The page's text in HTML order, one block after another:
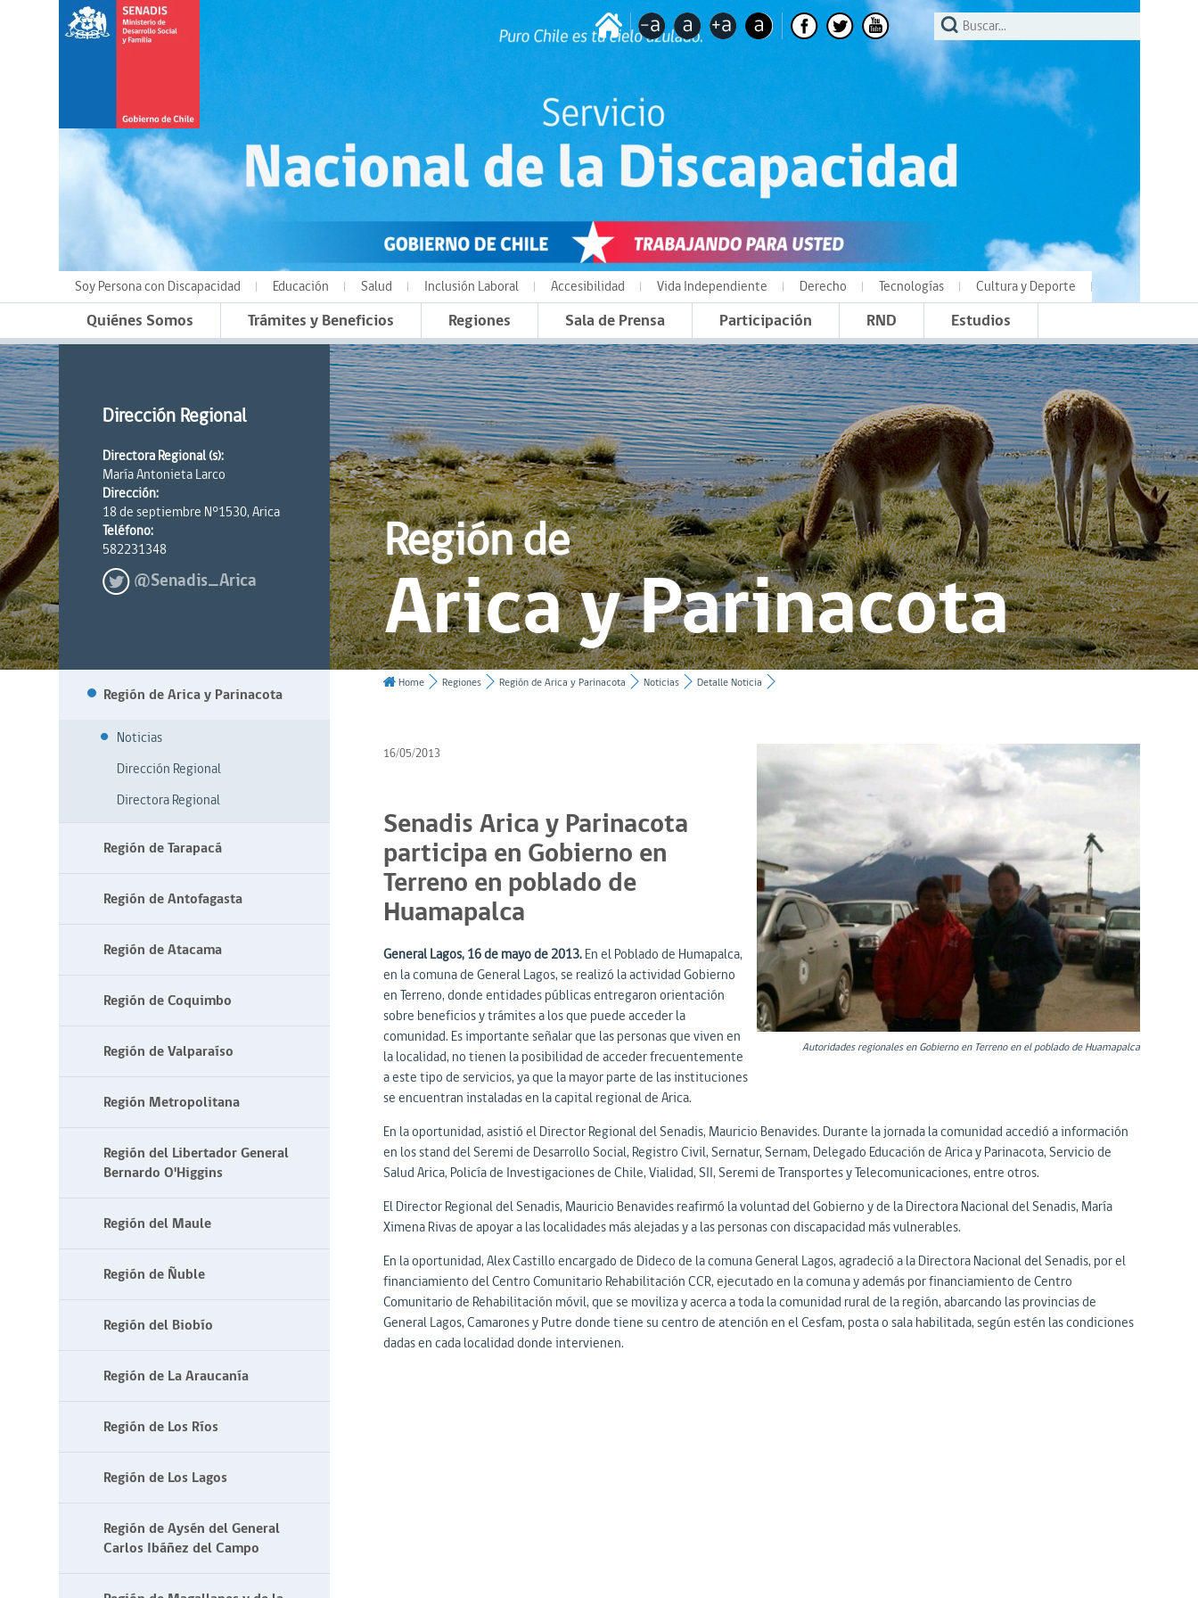
Soy Persona con Discapacidad Educación Salud Inclusión Laboral Accesibilidad Vida Independiente Derecho Tecnologías Cultura y Deporte
Quiénes Somos Trámites y Beneficios Regiones Sala de Prensa Participación RND Estudios
Dirección Regional
Directora Regional (s):
María Antonieta Larco
Dirección:
18 de septiembre N°1530, Arica
Teléfono:
582231348
@Senadis_Arica
Región de
Arica y Parinacota
Región de Arica y Parinacota
Noticias
Dirección Regional
Directora Regional
Región de Tarapacá
Región de Antofagasta
Región de Atacama
Región de Coquimbo
Región de Valparaíso
Región Metropolitana
Región del Libertador General
Bernardo O'Higgins
Región del Maule
Región de Ñuble
Región del Biobío
Región de La Araucanía
Región de Los Ríos
Región de Los Lagos
Región de Aysén del General
Carlos Ibáñez del Campo
Home Regiones Región de Arica y Parinacota Noticias Detalle Noticia
Autoridades regionales en Gobierno en Terreno en el poblado de Huamapalca
16/05/2013
Senadis Arica y Parinacota
participa en Gobierno en
Terreno en poblado de
Huamapalca
General Lagos, 16 de mayo de 2013.En el Poblado de Humapalca,
en la comuna de General Lagos, se realizó la actividad Gobierno
en Terreno, donde entidades públicas entregaron orientación
sobre beneficios y trámites a los que puede acceder la
comunidad. Es importante señalar que las personas que viven en
la localidad, no tienen la posibilidad de acceder frecuentemente
a este tipo de servicios, ya que la mayor parte de las instituciones
se encuentran instaladas en la capital regional de Arica.
En la oportunidad, asistió el Director Regional del Senadis, Mauricio Benavides. Durante la jornada la comunidad accedió a información
en los stand del Seremi de Desarrollo Social, Registro Civil, Sernatur, Sernam, Delegado Educación de Arica y Parinacota, Servicio de
Salud Arica, Policía de Investigaciones de Chile, Vialidad, SII, Seremi de Transportes y Telecomunicaciones, entre otros.
El Director Regional del Senadis, Mauricio Benavides reafirmó la voluntad del Gobierno y de la Directora Nacional del Senadis, María
Ximena Rivas de apoyar a las localidades más alejadas y a las personas con discapacidad más vulnerables.
En la oportunidad, Alex Castillo encargado de Dideco de la comuna General Lagos, agradeció a la Directora Nacional del Senadis, por el
financiamiento del Centro Comunitario Rehabilitación CCR, ejecutado en la comuna y además por financiamiento de Centro
Comunitario de Rehabilitación móvil, que se moviliza y acerca a toda la comunidad rural de la región, abarcando las provincias de
General Lagos, Camarones y Putre donde tiene su centro de atención en el Cesfam, posta o sala habilitada, según estén las condiciones
dadas en cada localidad donde intervienen.